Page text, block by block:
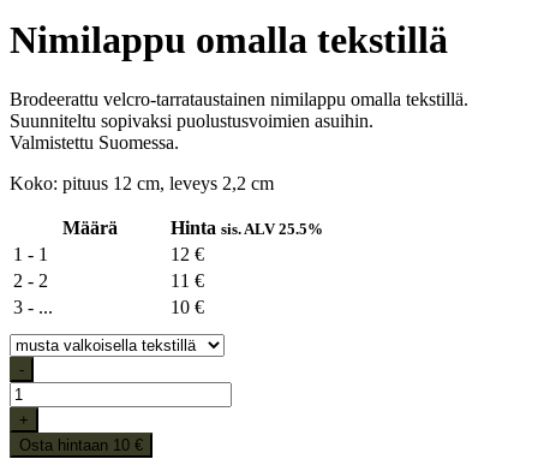
Nimilappu omalla tekstillä
Brodeerattu velcro-tarrataustainen nimilappu omalla tekstillä.
Suunniteltu sopivaksi puolustusvoimien asuihin.
Valmistettu Suomessa.
Koko: pituus 12 cm, leveys 2,2 cm
Määrä Hinta sis. ALV 25.5%
1 - 1
12 €
2 - 2
11 €
3 - ...
10 €
-
+
Osta hintaan 10 €